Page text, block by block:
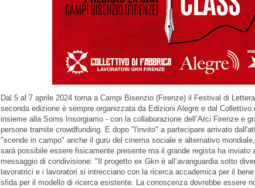
Dal 5 al 7 aprile 2024 torna a Campi Bisenzio (Firenze) il Festival di
seconda edizione è sempre organizzata da Edizioni Alegre e dal Collettivo
insieme alla Soms Insorgiamo - con la collaborazione dell’Arci Firenze e
persone tramite crowdfunding. E dopo "l'invito" a partecipare arrivato
"scende in campo" anche il guru del cinema sociale e alternativo
sarà possibile essere fisicamente presente ma il grande regista ha inviato
messaggio di condivisione: "Il progetto ex Gkn è all’avanguardia sotto
lavoratrici e i lavoratori si intrecciano con la ricerca accademica per il
sfida per il modello di ricerca esistente. La conoscenza dovrebbe essere